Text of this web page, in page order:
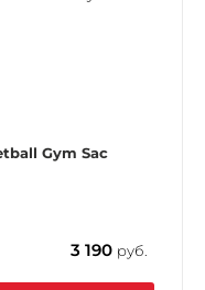
Gym Sac
3 190 руб.